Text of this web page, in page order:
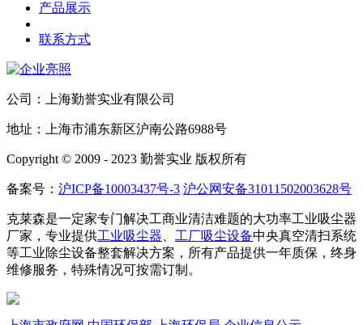
产品展示
联系方式
公司：上海勤誉实业有限公司
地址：上海市浦东新区沪南公路6988号
Copyright © 2009 - 2023 勤誉实业 版权所有
备案号： 沪ICP备10003437号-3 沪公网安备31011502003628号
克莱森是一定家专门解决工商业清洁难题的大功率工业吸尘器
厂家，专业提供工业吸尘器 工厂吸尘设备中央真空清扫系统
等工业除尘设备整套解决方案，所有产品提供一年质保，终身
维修服务，特殊情况可按需订制。